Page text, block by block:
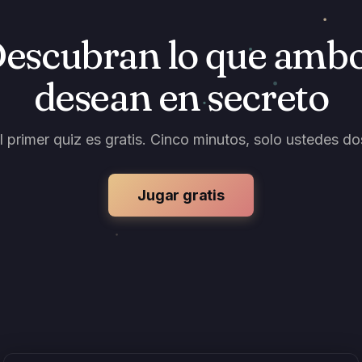
lo que
desean en secreto
primer quiz es gratis. Cinco minutos, solo ustedes
Jugar gratis